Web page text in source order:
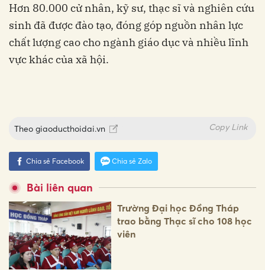
Hơn 80.000 cử nhân, kỹ sư, thạc sĩ và nghiên cứu
sinh đã được đào tạo, đóng góp nguồn nhân lực
chất lượng cao cho ngành giáo dục và nhiều lĩnh
vực khác của xã hội.
Theo giaoducthoidai.vn Copy Link
Chia sẻ Facebook Chia sẻ Zalo
Bài liên quan
Trường Đại học Đồng Tháp
trao bằng Thạc sĩ cho 108 học
viên